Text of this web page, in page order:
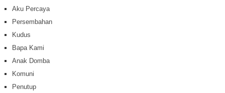
Aku Percaya
Persembahan
Kudus
Bapa Kami
Anak Domba
Komuni
Penutup